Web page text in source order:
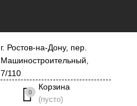
г. Ростов-на-Дону, пер.
Машиностроительный,
7/110
0
Корзина
(пусто)